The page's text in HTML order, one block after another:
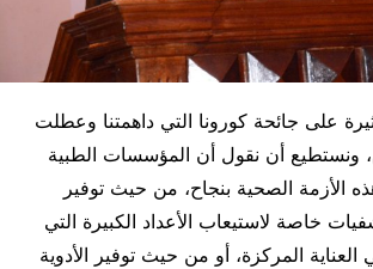
على جائحة كورونا التي داهمتنا وعطلت
ونستطيع أن نقول أن المؤسسات الطبية
الأزمة الصحية بنجاح، من حيث توفير
خاصة لاستيعاب الأعداد الكبيرة التي
المركزة، أو من حيث توفير الأدوية